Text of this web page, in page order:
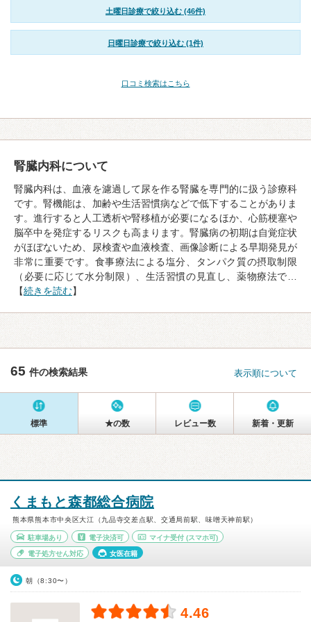
土曜日診療で絞り込む (46件)
日曜日診療で絞り込む (1件)
口コミ検索はこちら
腎臓内科について
腎臓内科は、血液を濾過して尿を作る腎臓を専門的に扱う診療科
です。腎機能は、加齢や生活習慣病などで低下することがありま
す。進行すると人工透析や腎移植が必要になるほか、心筋梗塞や
脳卒中を発症するリスクも高まります。腎臓病の初期は自覚症状
がほぼないため、尿検査や血液検査、画像診断による早期発見が
非常に重要です。食事療法による塩分、タンパク質の摂取制限
（必要に応じて水分制限）、生活習慣の見直し、薬物療法で…
【続きを読む】
65 件の検索結果 表示順について
標準 ★の数 レビュー数 新着・更新
くまもと森都総合病院
熊本県熊本市中央区大江（九品寺交差点駅、交通局前駅、味噌天神前駅）
駐車場あり 電子決済可 マイナ受付 (スマホ可)
電子処方せん対応 女医在籍
朝（8:30〜）
4.46